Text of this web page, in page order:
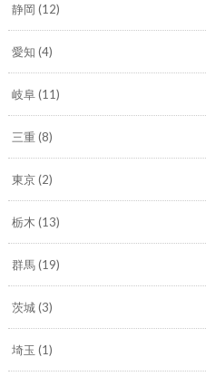
静岡 (12)
愛知 (4)
岐阜(11)
三重 (8)
東京(2)
栃木 (13)
群馬(19)
茨城(3)
埼玉 (1)